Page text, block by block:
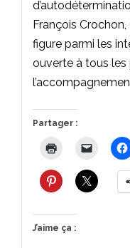
François
figure parmi les
ouverte à tous
Partager :
J’aime ça :